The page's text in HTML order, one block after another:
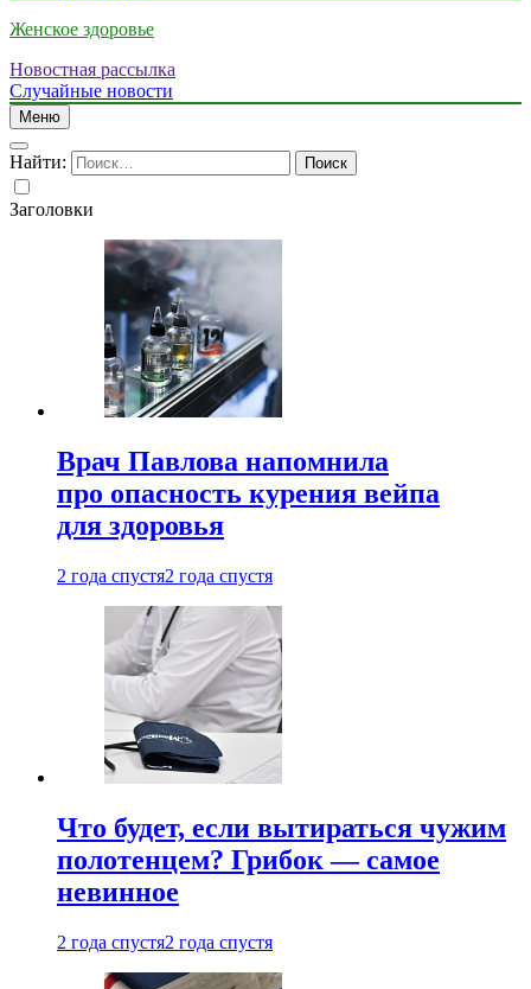
Женское здоровье
Новостная рассылка
Случайные новости
Меню
Найти:
Заголовки
Врач Павлова напомнила
про опасность курения вейпа
для здоровья
2 года спустя2 года спустя
Что будет, если вытираться чужим
полотенцем? Грибок — самое
невинное
2 года спустя2 года спустя